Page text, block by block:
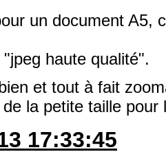
un document A5,
haute qualité".
et tout à fait
la petite taille
17:33:45